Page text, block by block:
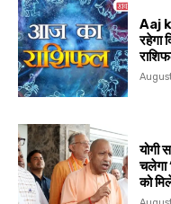
Aaj
रहेगा
योगी
चलेगा
को